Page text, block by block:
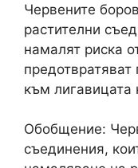
Червените
растителни
намалят риска
към лигавицата
Обобщение:
съединения,